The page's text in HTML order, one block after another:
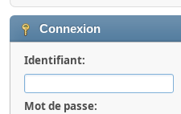
Connexion
Identifiant:
Mot de passe: